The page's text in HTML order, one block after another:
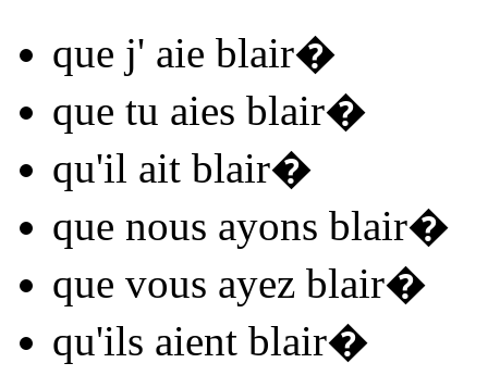
que j' aie blair�
que tu aies blair�
qu'il ait blair�
que nous ayons blair�
que vous ayez blair�
qu'ils aient blair�